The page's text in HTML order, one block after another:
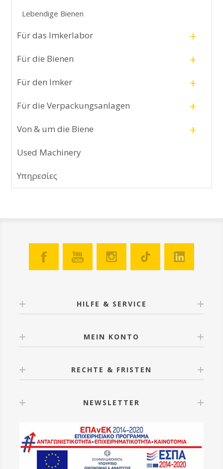
Lebendige Bienen
Für das Imkerlabor +
Für die Bienen +
Für den Imker +
Für die Verpackungsanlagen +
Von & um die Biene +
Used Machinery
Υπηρεσίες
HILFE & SERVICE
MEIN KONTO
RECHTE & FRISTEN
NEWSLETTER